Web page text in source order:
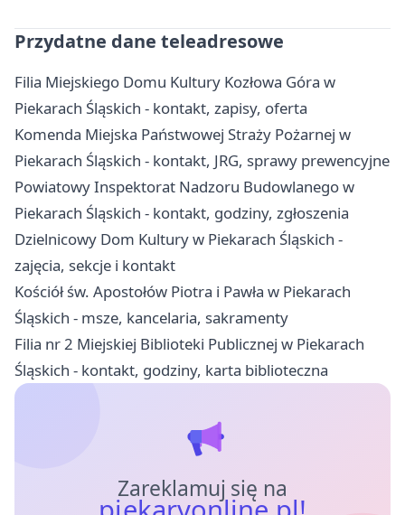
Przydatne dane teleadresowe
Filia Miejskiego Domu Kultury Kozłowa Góra w
Piekarach Śląskich - kontakt, zapisy, oferta
Komenda Miejska Państwowej Straży Pożarnej w
Piekarach Śląskich - kontakt, JRG, sprawy prewencyjne
Powiatowy Inspektorat Nadzoru Budowlanego w
Piekarach Śląskich - kontakt, godziny, zgłoszenia
Dzielnicowy Dom Kultury w Piekarach Śląskich -
zajęcia, sekcje i kontakt
Kościół św. Apostołów Piotra i Pawła w Piekarach
Śląskich - msze, kancelaria, sakramenty
Filia nr 2 Miejskiej Biblioteki Publicznej w Piekarach
Śląskich - kontakt, godziny, karta biblioteczna
Zareklamuj się na